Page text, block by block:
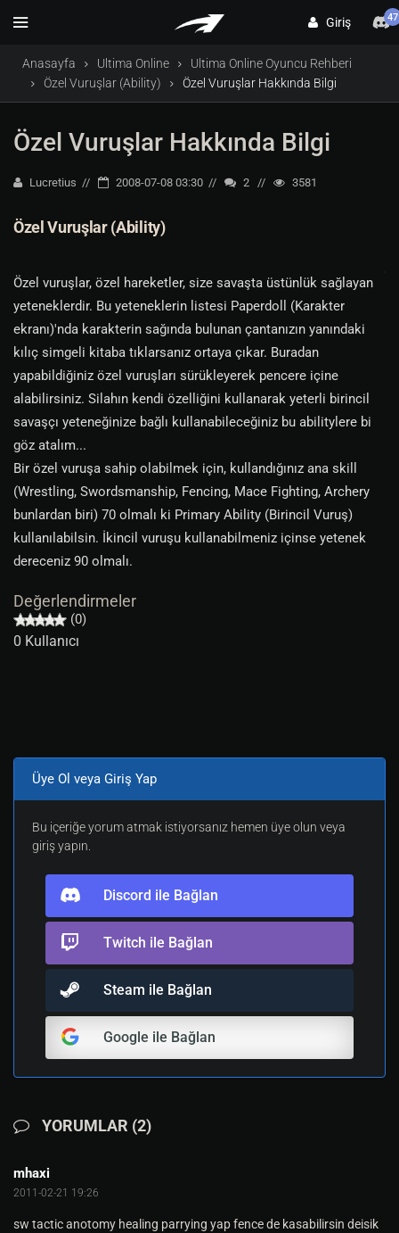
Giriş 47
Anasayfa Ultima Online
Ultima Online Oyuncu Rehberi
Özel Vuruşlar (Ability)
Özel Vuruşlar Hakkında Bilgi
Özel Vuruşlar Hakkında Bilgi
Lucretius 2008-07-08 03:30 2 3581
Özel Vuruşlar (Ability)
Özel vuruşlar, özel hareketler, size savaşta üstünlük sağlayan
yeteneklerdir. Bu yeteneklerin listesi Paperdoll (Karakter
ekranı)'nda karakterin sağında bulunan çantanızın yanındaki
kılıç simgeli kitaba tıklarsanız ortaya çıkar. Buradan
yapabildiğiniz özel vuruşları sürükleyerek pencere içine
alabilirsiniz. Silahın kendi özelliğini kullanarak yeterli birincil
savaşçı yeteneğinize bağlı kullanabileceğiniz bu abilitylere bi
göz atalım...
Bir özel vuruşa sahip olabilmek için, kullandığınız ana skill
(Wrestling, Swordsmanship, Fencing, Mace Fighting, Archery
bunlardan biri) 70 olmalı ki Primary Ability (Birincil Vuruş)
kullanılabilsin. İkincil vuruşu kullanabilmeniz içinse yetenek
dereceniz 90 olmalı.
Değerlendirmeler
(0)
0 Kullanıcı
Üye Ol veya Giriş Yap
Bu içeriğe yorum atmak istiyorsanız hemen üye olun veya
giriş yapın.
Discord ile Bağlan
Twitch ile Bağlan
Steam ile Bağlan
Google ile Bağlan
YORUMLAR (2)
mhaxi
2011-02-21 19:26
sw tactic anotomy healing parrying yap fence de kasabilirsin deisik